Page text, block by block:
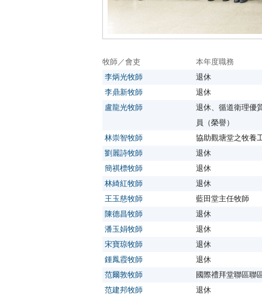
牧師／會吏
本年度職務
李炳光牧師
退休
李鼎新牧師
退休
盧龍光牧師
退休、循道衛理優
員（榮譽）
林崇智牧師
協助觀塘堂之牧養
劉麗詩牧師
退休
簡祺標牧師
退休
林綺紅牧師
退休
王玉慈牧師
藍田堂主任牧師
陳德昌牧師
退休
潘玉娟牧師
退休
宋寶琼牧師
退休
鍾鳳霞牧師
退休
范爾敦牧師
國際禮拜堂聯區聯
范建邦牧師
退休